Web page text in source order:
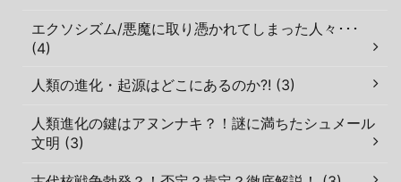
エクソシズム/悪魔に取り憑かれてしまった人々･･･
(4)
人類の進化・起源はどこにあるのか?! (3)
人類進化の鍵はアヌンナキ？！謎に満ちたシュメール
文明 (3)